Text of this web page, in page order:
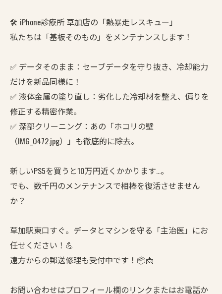
🛠️ iPhone診療所 草加店の「熱暴走レスキュー」
私たちは「基板そのもの」をメンテナンスします！
✅ データそのまま：セーブデータを守り抜き、冷却能力
だけを新品同様に！
✅ 液体金属の塗り直し：劣化した冷却材を整え、偏りを
修正する精密作業。
✅ 深部クリーニング：あの「ホコリの壁
（IMG_0472.jpg）」も徹底的に除去。
新しいPS5を買うと10万円近くかかります…。
でも、数千円のメンテナンスで相棒を復活させません
か？
草加駅東口すぐ。データとマシンを守る「主治医」にお
任せください！💪
遠方からの郵送修理も受付中です！📦📩
お問い合わせはプロフィール欄のリンクまたはお電話か